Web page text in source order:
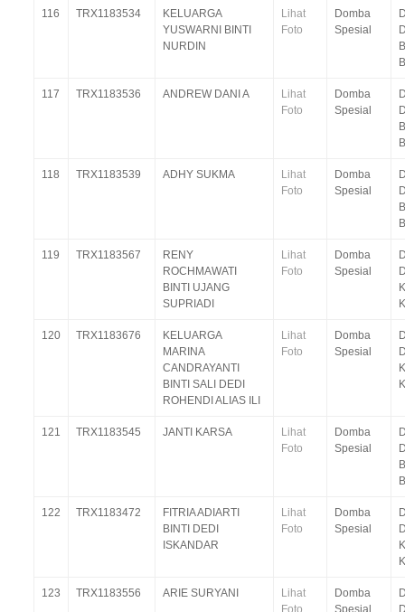
116 TRX1183534
KELUARGA
YUSWARNI BINTI
NURDIN
Lihat
Foto
Domba
Spesial
117 TRX1183536 ANDREW DANI A
Lihat
Foto
Domba
Spesial
118 TRX1183539 ADHY SUKMA
Lihat
Foto
Domba
Spesial
119 TRX1183567
RENY
ROCHMAWATI
BINTI UJANG
SUPRIADI
Lihat
Foto
Domba
Spesial
120 TRX1183676
KELUARGA
MARINA
CANDRAYANTI
BINTI SALI DEDI
ROHENDI ALIAS ILI
Lihat
Foto
Domba
Spesial
121 TRX1183545 JANTI KARSA
Lihat
Foto
Domba
Spesial
122 TRX1183472
FITRIA ADIARTI
BINTI DEDI
ISKANDAR
Lihat
Foto
Domba
Spesial
123 TRX1183556 ARIE SURYANI
Lihat
Foto
Domba
Spesial